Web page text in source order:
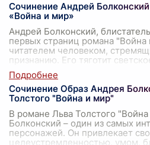
Сочинение Андрей
«Война и мир»
Андрей Болконский,
первых страниц романа
читателем человеком,
признанию. Его тяготит
Сочинение Образ Андрея
Толстого "Война и мир"
В романе Льва Толстого
Болконский – один из самых
персонажей. Он привлекает
целеустремленностью, умом,